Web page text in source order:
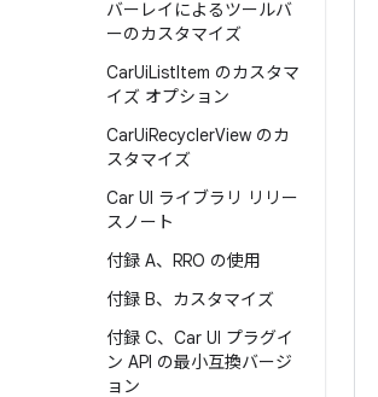
バーレイによるツールバ
ーのカスタマイズ
CarUiListItem のカスタマ
イズ オプション
CarUiRecyclerView のカ
スタマイズ
Car UI ライブラリ リリー
スノート
付録 A、RRO の使用
付録 B、カスタマイズ
付録 C、Car UI プラグイ
ン API の最小互換バージ
ョン